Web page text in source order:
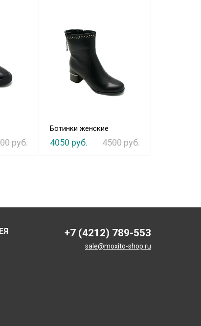
руб.
Ботинки женские
4050 руб. 4500 руб.
+7 (4212) 789-553
sale@moxito-shop.ru